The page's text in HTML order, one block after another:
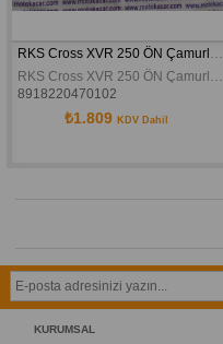
RKS Cross XVR 250 ÖN Çamurluk Siyah Orijinal
RKS Cross XVR 250 ÖN Çamurluk Siyah Orijinal
8918220470102
₺1.809 KDV Dahil
KURUMSAL